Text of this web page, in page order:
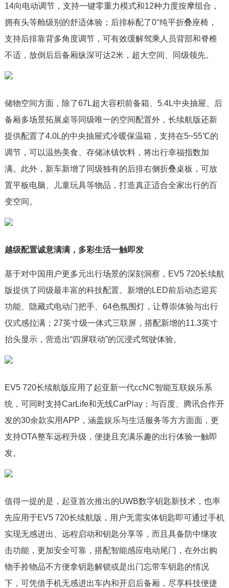
14向电动调节，支持一键零重力模式和12种力度按摩组合，
拥有头等舱级别的舒适体验；后排标配了0°纯平折叠座椅，
支持后排靠背多角度调节，可有效缓解驾乘人员背部和脊椎
不适，放倒后后备厢纵深可达2米，超大空间、同级领先。
储物空间方面，除了67L超大容积前备箱、5.4L中央抽屉、后
备厢多场景拓展桌等同级唯一的空间配置外，长续航版还新
提供配置了4.0L的中央抽屉式冷暖保温箱，支持在5~55℃的
调节，可以温热美食、存储冰镇饮料，将出行幸福指数加
满。此外，新车新增了同级独有的后排右侧折叠桌板，可放
置平板电脑、儿童玩具等物品，打造真正适合全家出行的百
变空间。
越级配置诚意满满，多彩生活一触即发
基于对中国用户更多元出行场景的深刻洞察，EV5 720长续航
版提供了同级最丰富的科技配置。新增的LED前后动态迎宾
功能、隐藏式电动门把手、64色氛围灯，让尊崇体验与出行
仪式感拉满；27英寸级一体式三联屏，搭配新增的11.3英寸
抬头显示，营造出“四屏联动”的沉浸式驾驶体验。
EV5 720长续航版应用了起亚新一代ccNC智能互联娱乐系
统，可同时支持CarLife和无线CarPlay；与百度、腾讯合作开
发的30余款实用APP，涵盖娱乐与生活服务等方方面面，更
支持OTA整车远程升级，便捷且充满乐趣的出行体验一触即
发。
值得一提的是，起亚首次推出的UWB数字钥匙新技术，也率
先应用于EV5 720长续航版，用户无需实体钥匙即可通过手机
实现无感进出、远程启动和钥匙分享等，而且具备防中继攻
击功能，更加安全可靠，搭配智能感应电动尾门，在外出购
物手拎物品不方便拿钥匙解锁或是出门忘带车钥匙的情况
下，可凭借手机无感进出车内和开启后备厢，尽享科技便捷